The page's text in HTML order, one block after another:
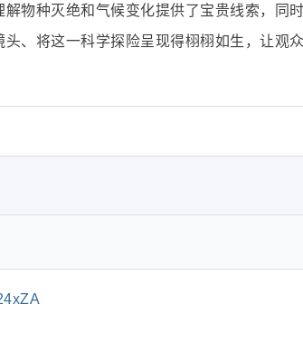
物种灭绝和气候变化提供了宝贵线索，同时
、将这一科学探险呈现得栩栩如生，让观